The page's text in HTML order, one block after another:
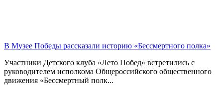
В Музее Победы рассказали историю «Бессмертного полка»
Участники Детского клуба «Лето Побед» встретились с
руководителем исполкома Общероссийского общественного
движения «Бессмертный полк...